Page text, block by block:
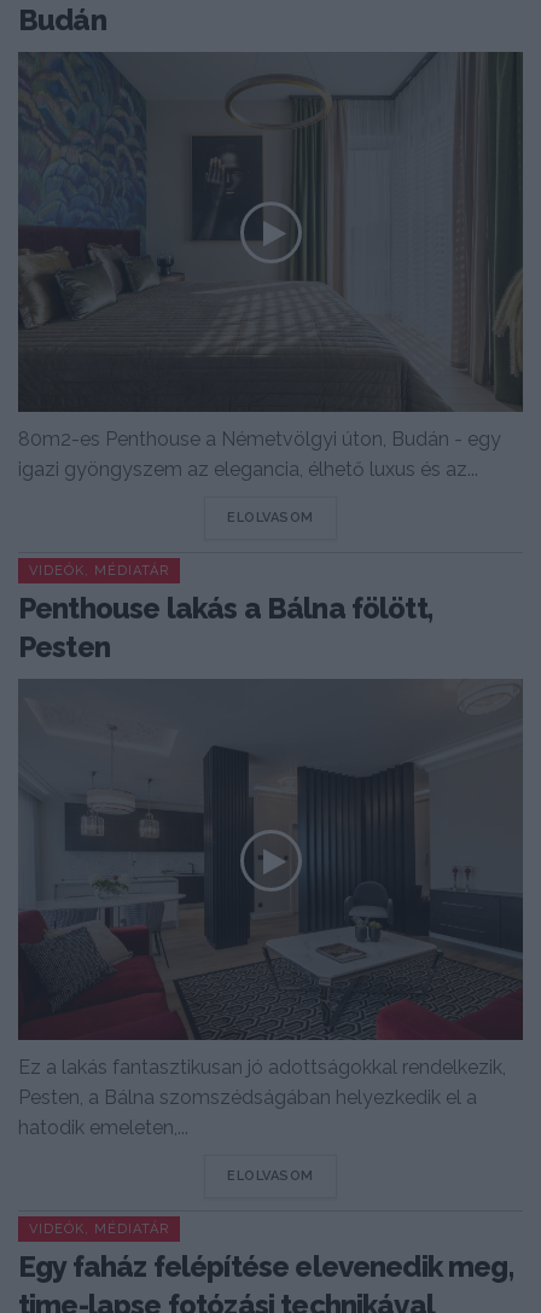
Budán
80m2-es Penthouse a Németvölgyi úton, Budán - egy
igazi gyöngyszem az elegancia, élhető luxus és az...
ELOLVASOM
VIDEÓK, MÉDIATÁR
Penthouse lakás a Bálna fölött,
Pesten
Ez a lakás fantasztikusan jó adottságokkal rendelkezik,
Pesten, a Bálna szomszédságában helyezkedik el a
hatodik emeleten,...
ELOLVASOM
VIDEÓK, MÉDIATÁR
Egy faház felépítése elevenedik meg,
time-lapse fotózási technikával